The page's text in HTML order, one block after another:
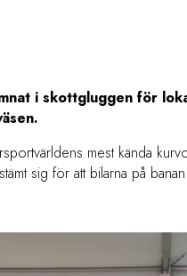
i skottgluggen för
mest kända
sig för att bilarna på